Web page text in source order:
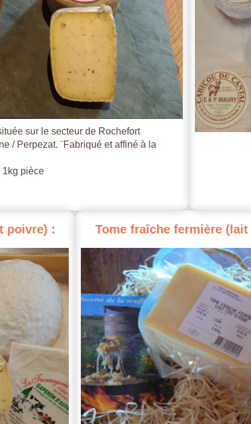
sur le secteur de Rochefort
/ Perpezat. ¨Fabriqué et affiné à la
1kg pièce
poivre) : Tome fraîche fermière (lait